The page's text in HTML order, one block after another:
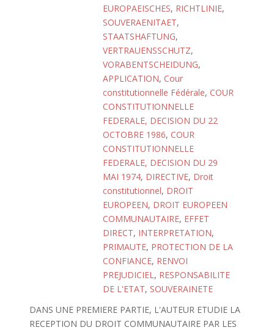
EUROPAEISCHES, RICHTLINIE,
SOUVERAENITAET,
STAATSHAFTUNG,
VERTRAUENSSCHUTZ,
VORABENTSCHEIDUNG,
APPLICATION, Cour
constitutionnelle Fédérale, COUR
CONSTITUTIONNELLE
FEDERALE, DECISION DU 22
OCTOBRE 1986, COUR
CONSTITUTIONNELLE
FEDERALE, DECISION DU 29
MAI 1974, DIRECTIVE, Droit
constitutionnel, DROIT
EUROPEEN, DROIT EUROPEEN
COMMUNAUTAIRE, EFFET
DIRECT, INTERPRETATION,
PRIMAUTE, PROTECTION DE LA
CONFIANCE, RENVOI
PREJUDICIEL, RESPONSABILITE
DE L'ETAT, SOUVERAINETE
DANS UNE PREMIERE PARTIE, L'AUTEUR ETUDIE LA
RECEPTION DU DROIT COMMUNAUTAIRE PAR LES